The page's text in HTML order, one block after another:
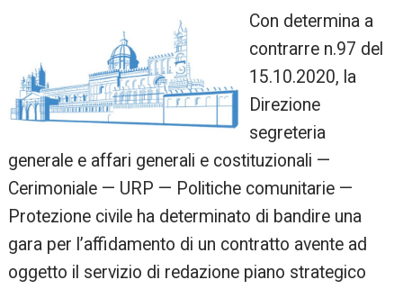
Con determina a
contrarre n.97 del
15.10.2020, la
Direzione
segreteria
generale e affari generali e costituzionali —
Cerimoniale — URP — Politiche comunitarie —
Protezione civile ha determinato di bandire una
gara per l’affidamento di un contratto avente ad
oggetto il servizio di redazione piano strategico